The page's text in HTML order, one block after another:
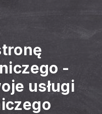
-
usługi